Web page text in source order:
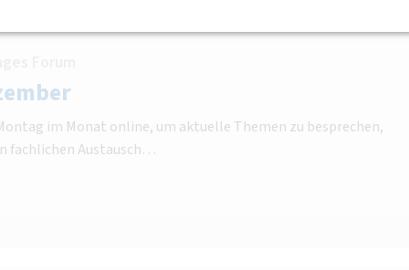
im Monat online, um aktuelle Themen zu besprechen,
fachlichen Austausch…